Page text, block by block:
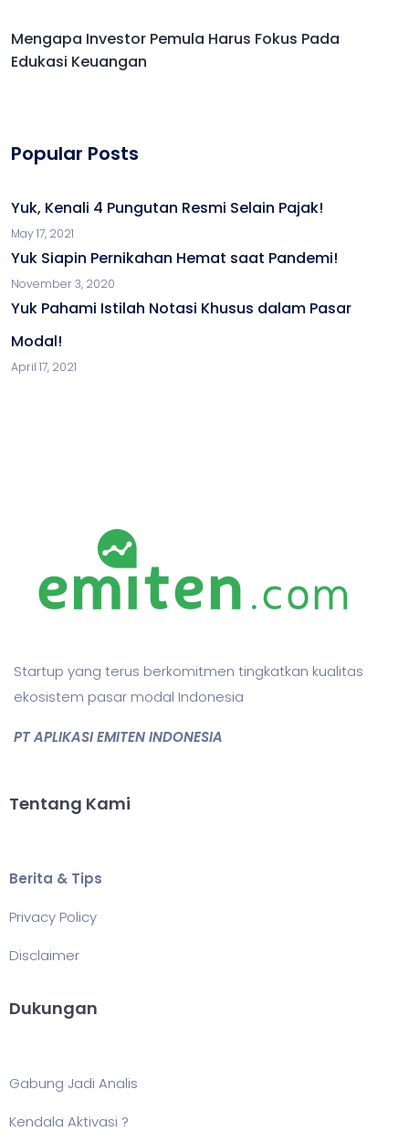
Mengapa Investor Pemula Harus Fokus Pada
Edukasi Keuangan
Popular Posts
Yuk, Kenali 4 Pungutan Resmi Selain Pajak!
May 17, 2021
Yuk Siapin Pernikahan Hemat saat Pandemi!
November 3, 2020
Yuk Pahami Istilah Notasi Khusus dalam Pasar
Modal!
April 17, 2021
Startup yang terus berkomitmen tingkatkan kualitas
ekosistem pasar modal Indonesia
PT APLIKASI EMITEN INDONESIA
Tentang Kami
Berita & Tips
Privacy Policy
Disclaimer
Dukungan
Gabung Jadi Analis
Kendala Aktivasi ?